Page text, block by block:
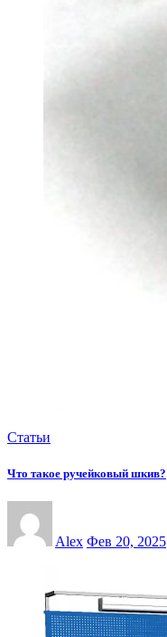
Статьи
Что такое ручейковый шкив?
Alex Фев 20, 2025